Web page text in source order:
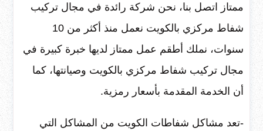
ممتاز اتصل بنا، نحن شركة رائدة في مجال تركيب
شفاط مركزي بالكويت نعمل منذ أكثر من 10
سنوات، نملك أطقم عمل ممتاز لديها خبرة كبيرة في
مجال تركيب شفاط مركزي بالكويت وصيانتها، كما
أن الخدمة المقدمة بأسعار رمزية.
-تعد مشاكل شفاطات الكويت من المشاكل التي